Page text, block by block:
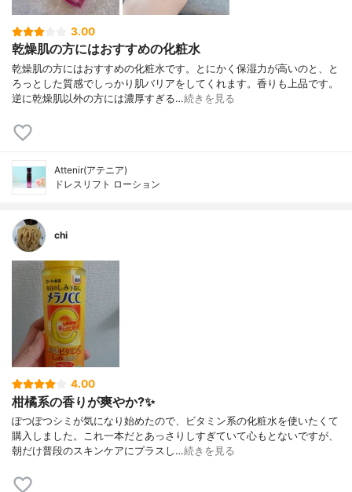
3.00
乾燥肌の方にはおすすめの化粧水
乾燥肌の方にはおすすめの化粧水です。とにかく保湿力が高いのと、と
ろっとした質感でしっかり肌バリアをしてくれます。香りも上品です。
逆に乾燥肌以外の方には濃厚すぎる…続きを見る
Attenir(アテニア)
ドレスリフト ローション
chi
4.00
柑橘系の香りが爽やか?✨
ぽつぽつシミが気になり始めたので、ビタミン系の化粧水を使いたくて
購入しました。これ一本だとあっさりしすぎていて心もとないですが、
朝だけ普段のスキンケアにプラスし…続きを見る